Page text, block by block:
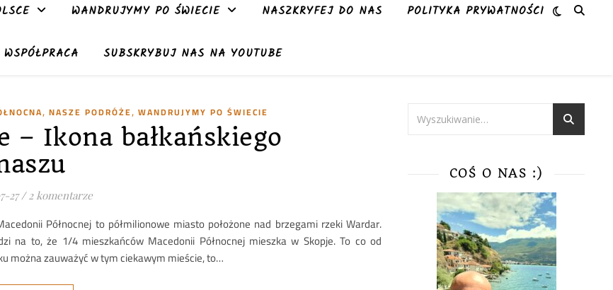
WANDRUJYMY PO ŚWIECIE NASZKRYFEJ DO NAS POLITYKA PRYWATNOŚCI
WSPÓŁPRACA SUBSKRYBUJ NAS NA YOUTUBE
, NASZE PODRÓŻE, WANDRUJYMY PO ŚWIECIE
– Ikona bałkańskiego
27/ 2 komentarze
Północnej to półmilionowe miasto położone nad brzegami rzeki Wardar.
na to, że 1/4 mieszkańców Macedonii Północnej mieszka w Skopje. To co od
można zauważyć w tym ciekawym mieście, to…
COŚ O NAS :)